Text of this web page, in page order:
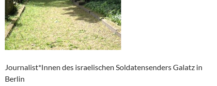
Journalist*Innen des israelischen Soldatensenders Galatz in
Berlin